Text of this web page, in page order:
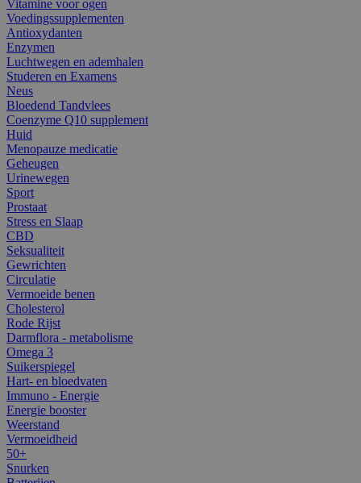
Vitamine voor ogen
Voedingssupplementen
Antioxydanten
Enzymen
Luchtwegen en ademhalen
Studeren en Examens
Neus
Bloedend Tandvlees
Coenzyme Q10 supplement
Huid
Menopauze medicatie
Geheugen
Urinewegen
Sport
Prostaat
Stress en Slaap
CBD
Seksualiteit
Gewrichten
Circulatie
Vermoeide benen
Cholesterol
Rode Rijst
Darmflora - metabolisme
Omega 3
Suikerspiegel
Hart- en bloedvaten
Immuno - Energie
Energie booster
Weerstand
Vermoeidheid
50+
Snurken